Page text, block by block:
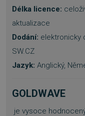
Délka licence:
aktualizace
Dodání: elektronicky
SW.CZ
Jazyk: Anglický,
GOLDWAVE
je vysoce